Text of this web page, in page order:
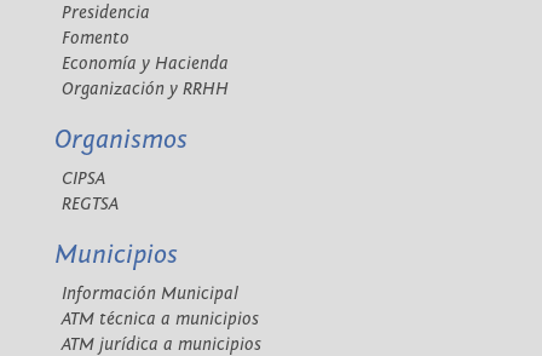
Presidencia
Fomento
Economía y Hacienda
Organización y RRHH
Organismos
CIPSA
REGTSA
Municipios
Información Municipal
ATM técnica a municipios
ATM jurídica a municipios